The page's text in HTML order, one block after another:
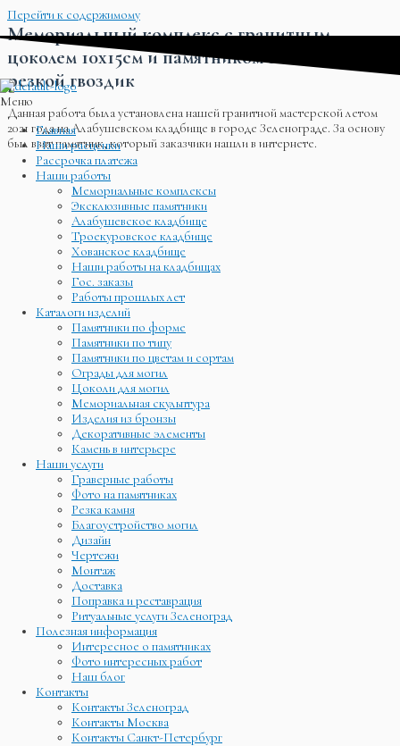
Перейти к содержимому
Меню
Главная
Наши расценки
Рассрочка платежа
Наши работы
Мемориальные комплексы
Эксклюзивные памятники
Алабушевское кладбище
Троекуровское кладбище
Хованское кладбище
Наши работы на кладбищах
Гос. заказы
Работы прошлых лет
Каталоги изделий
Памятники по форме
Памятники по типу
Памятники по цветам и сортам
Ограды для могил
Цоколи для могил
Мемориальная скульптура
Изделия из бронзы
Декоративные элементы
Камень в интерьере
Наши услуги
Граверные работы
Фото на памятниках
Резка камня
Благоустройство могил
Дизайн
Чертежи
Монтаж
Доставка
Поправка и реставрация
Ритуальные услуги Зеленоград
Полезная информация
Интересное о памятниках
Фото интересных работ
Наш блог
Контакты
Контакты Зеленоград
Контакты Москва
Контакты Санкт-Петербург
Мемориальный комплекс с гранитным
цоколем 10х15см и памятником 120х60х10см с
резкой гвоздик
Данная работа была установлена нашей гранитной мастерской летом
2021 года на Алабушевском кладбище в городе Зеленограде. За основу
был взят памятник, который заказчики нашли в интернете.